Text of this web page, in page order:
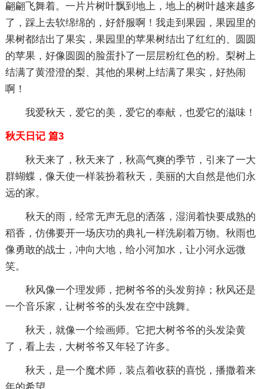
翩翩飞舞着。一片片树叶飘到地上，地上的树叶越来越多
了，踩上去软绵绵的，好舒服啊！我走到果园，果园里的
果树都结出了果实，果园里的苹果树结出了红红的、圆圆
的苹果，好像圆圆的脸蛋扑了一层层粉红色的粉。梨树上
结满了黄澄澄的梨、其他的果树上结满了果实，好热闹
啊！
我爱秋天，爱它的美，爱它的奉献，也爱它的滋味！
秋天日记 篇3
秋天来了，秋天来了，秋高气爽的季节，引来了一大
群蝴蝶，像天使一样装扮着秋天，美丽的大自然是他们永
远的家。
秋天的雨，经常无声无息的洒落，湿润着快要成熟的
稻香，仿佛要开一场庆功的典礼一样洗刷着万物。秋雨也
像勇敢的战士，冲向大地，给小河加水，让小河永远微
笑。
秋风像一个理发师，把树爷爷的头发剪掉；秋风还是
一个音乐家，让树爷爷的头发在空中跳舞。
秋天，就像一个绘画师。它把大树爷爷的头发染黄
了，看上去，大树爷爷又年轻了许多。
秋天，是一个魔术师，装点着收获的喜悦，播撒着来